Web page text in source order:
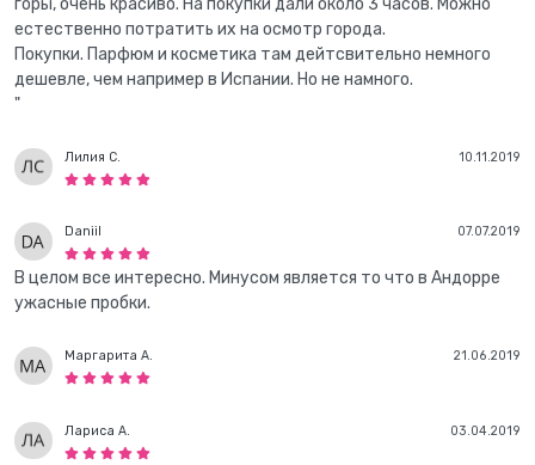
естественно потратить их на осмотр города.
Покупки. Парфюм и косметика там дейтсвительно немного
дешевле, чем например в Испании. Но не намного.
"
10.11.2019
Лилия С.
07.07.2019
Daniil
В целом все интересно. Минусом является то что в Андорре
ужасные пробки.
21.06.2019
Маргарита А.
03.04.2019
Лариса А.